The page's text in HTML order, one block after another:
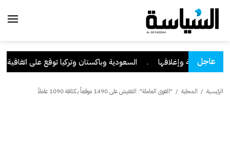
عاجل
الخاصة وإغلاقها السعودية وباكستان وتركيا توقع على اتفاقية
الرئيسية / المحلية / "القوى العاملة": التفتيش على 1490 موقعاً بكثافة 1090 عاملاً